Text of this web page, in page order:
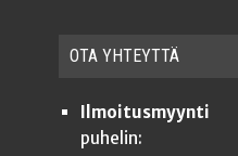
OTA YHTEYT­TÄ
Ilmoitusmyynti
puhelin: